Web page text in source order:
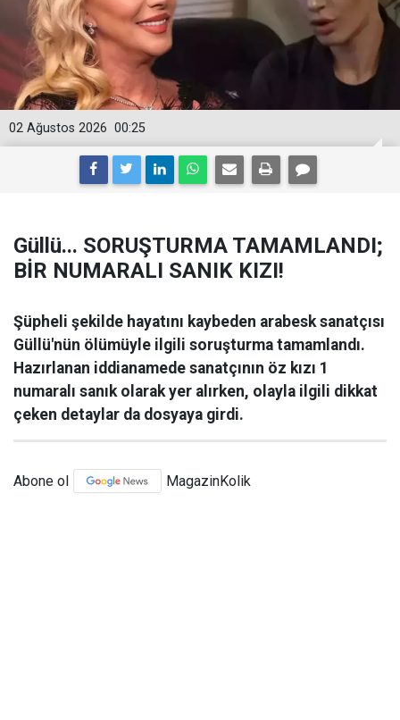
00:25
02 Ağustos 2026
Güllü... SORUŞTURMA TAMAMLANDI;
BİR NUMARALI SANIK KIZI!
Şüpheli şekilde hayatını kaybeden arabesk sanatçısı
Güllü'nün ölümüyle ilgili soruşturma tamamlandı.
Hazırlanan iddianamede sanatçının öz kızı 1
numaralı sanık olarak yer alırken, olayla ilgili dikkat
çeken detaylar da dosyaya girdi.
Abone ol MagazinKolik